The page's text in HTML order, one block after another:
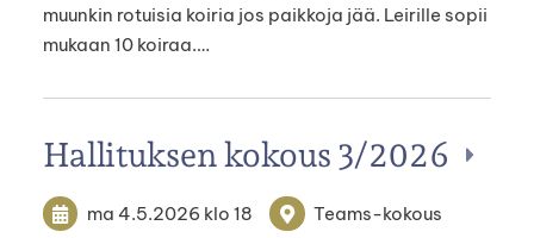
muunkin rotuisia koiria jos paikkoja jää. Leirille sopii
mukaan 10 koiraa.…
Hallituksen kokous 3/2026
ma 4.5.2026 klo 18 Teams-kokous